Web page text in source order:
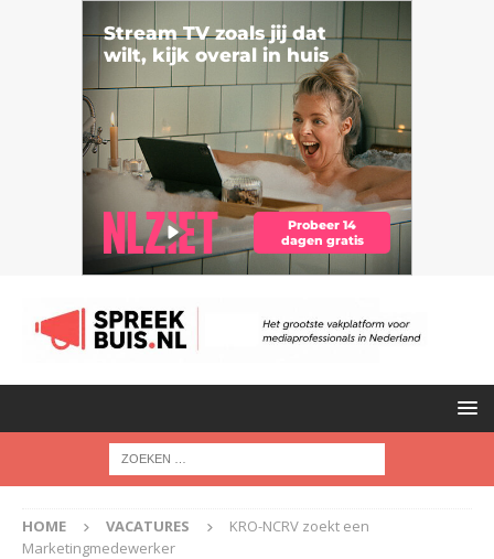
HOME VACATURES
KRO-NCRV zoekt een
Marketingmedewerker